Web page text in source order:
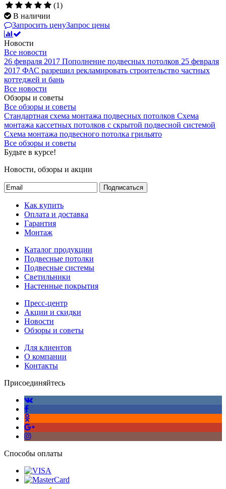
(1)
В наличии
Запросить ценуЗапрос цены
Новости
Все новости
26 февраля 2017 Пополнение подвесных потолков 25 февраля
2017 ФАС разрешил рекламировать строительство частных
коттеджей и бань
Все новости
Обзоры и советы
Все обзоры и советы
Стандартная схема монтажа подвесных потолков Схема
монтажа кассетных потолков с скрытой подвесной системой
Схема монтажа подвесного потолка грильято
Все обзоры и советы
Будьте в курсе!
Новости, обзоры и акции
Подписаться
Как купить
Оплата и доставка
Гарантия
Монтаж
Каталог продукции
Подвесные потолки
Подвесные системы
Светильники
Настенные покрытия
Пресс-центр
Акции и скидки
Новости
Обзоры и советы
Для клиентов
О компании
Контакты
Присоединяйтесь
Способы оплаты